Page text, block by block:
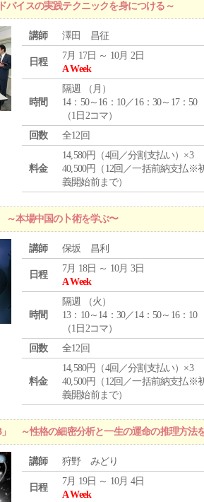
イスの実践テクニックを身につける～
講師 澤田 昌征
日程
7月 17日 ～ 10月 2日
A Week
時間
隔週 （ 月 ）
14：50～16：10／16：30～17：50
（1日2コマ）
回数
全12回
料金
14,580円（4回／分割支払い）×3
40,500円（12回／一括前納支払※
義開始前まで）
本場中国の卜術を学ぶ〜
講師 保坂 昌利
日程
7月 18日 ～ 10月 3日
A Week
時間
隔週 （火 ）
13：10～14：30／14：50～16：10
（1日2コマ）
回数
全12回
料金
14,580円（4回／分割支払い）×3
40,500円（12回／一括前納支払※
義開始前まで）
」 ～性格の細密分析と一生の運命の推理方法
講師 狩野 みどり
日程
7月 19日 ～ 10月 4日
A Week